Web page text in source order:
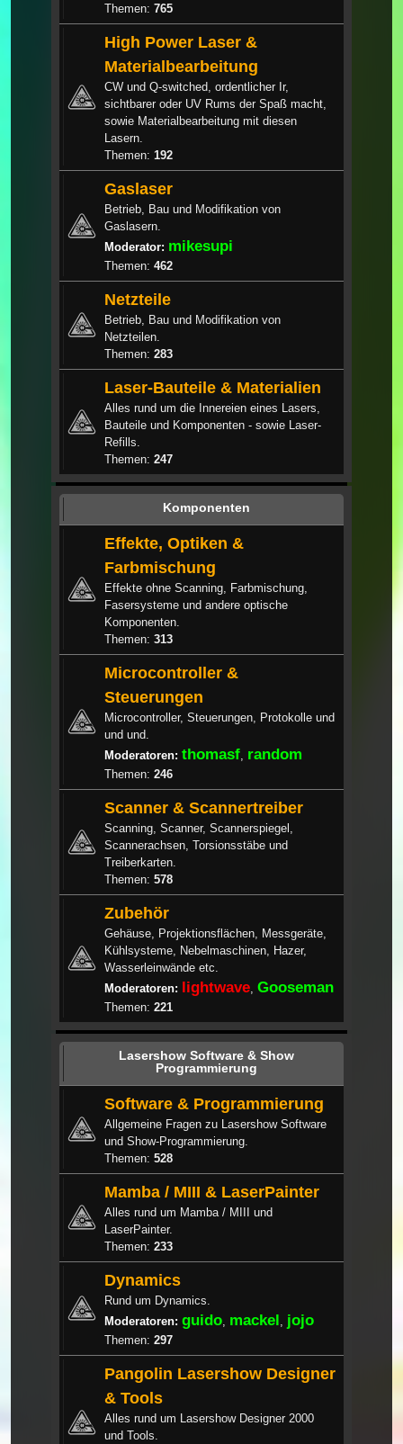
Themen: 765
High Power Laser &
Materialbearbeitung
CW und Q-switched, ordentlicher Ir,
sichtbarer oder UV Rums der Spaß macht,
sowie Materialbearbeitung mit diesen
Lasern.
Themen: 192
Gaslaser
Betrieb, Bau und Modifikation von
Gaslasern.
Moderator: mikesupi
Themen: 462
Netzteile
Betrieb, Bau und Modifikation von
Netzteilen.
Themen: 283
Laser-Bauteile & Materialien
Alles rund um die Innereien eines Lasers,
Bauteile und Komponenten - sowie Laser-
Refills.
Themen: 247
Komponenten
Effekte, Optiken &
Farbmischung
Effekte ohne Scanning, Farbmischung,
Fasersysteme und andere optische
Komponenten.
Themen: 313
Microcontroller &
Steuerungen
Microcontroller, Steuerungen, Protokolle und
und und.
Moderatoren: thomasf random
Themen: 246
Scanner & Scannertreiber
Scanning, Scanner, Scannerspiegel,
Scannerachsen, Torsionsstäbe und
Treiberkarten.
Themen: 578
Zubehör
Gehäuse, Projektionsflächen, Messgeräte,
Kühlsysteme, Nebelmaschinen, Hazer,
Wasserleinwände etc.
Moderatoren: lightwave Gooseman
Themen: 221
Lasershow Software & Show
Programmierung
Software & Programmierung
Allgemeine Fragen zu Lasershow Software
und Show-Programmierung.
Themen: 528
Mamba / MIII & LaserPainter
Alles rund um Mamba / MIII und
LaserPainter.
Themen: 233
Dynamics
Rund um Dynamics.
Moderatoren: guido mackel jojo
Themen: 297
Pangolin Lasershow Designer
& Tools
Alles rund um Lasershow Designer 2000
und Tools.